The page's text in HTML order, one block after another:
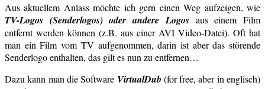
Aus aktuellem Anlass möchte ich gern einen Weg aufzeigen, wie
TV-Logos (Senderlogos) oder andere Logosaus einem Film
entfernt werden können (z.B. aus einer AVI Video-Datei). Oft hat
man ein Film vom TV aufgenommen, darin ist aber das störende
Senderlogo enthalten, das gilt es nun zu entfernen…
Dazu kann man die Software VirtualDub (for free, aber in englisch)